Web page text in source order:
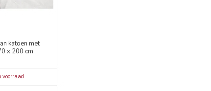
katoen met
x 200 cm
voorraad